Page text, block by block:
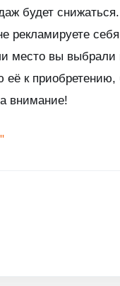
будет
рекламируете
место вы
к
внимание!